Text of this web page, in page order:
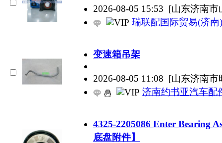
2026-08-05 15:53 [山东济南市
瑞联配国际贸易(济
变速箱吊架
2026-08-05 11:08 [山东济南市
济南约书亚汽车配
4325-2205086 Enter Bearing
底盘附件】